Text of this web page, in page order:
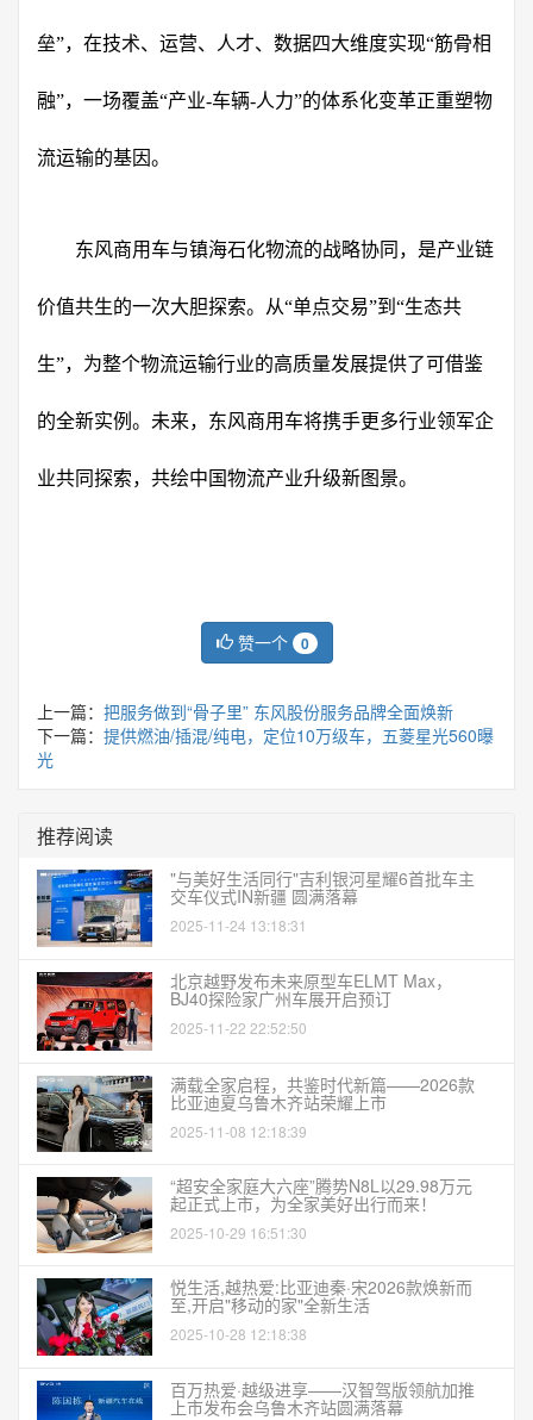
垒”，在技术、运营、人才、数据四大维度实现“筋骨相
融”，一场覆盖“产业-车辆-人力”的体系化变革正重塑物
流运输的基因。
东风商用车与镇海石化物流的战略协同，是产业链
价值共生的一次大胆探索。从“单点交易”到“生态共
生”，为整个物流运输行业的高质量发展提供了可借鉴
的全新实例。未来，东风商用车将携手更多行业领军企
业共同探索，共绘中国物流产业升级新图景。
赞一个 0
上一篇： 把服务做到“骨子里” 东风股份服务品牌全面焕新
下一篇： 提供燃油/插混/纯电，定位10万级车，五菱星光560曝
光
推荐阅读
"与美好生活同行"吉利银河星耀6首批车主
交车仪式IN新疆 圆满落幕
2025-11-24 13:18:31
北京越野发布未来原型车ELMT Max，
BJ40探险家广州车展开启预订
2025-11-22 22:52:50
满载全家启程，共鉴时代新篇——2026款
比亚迪夏乌鲁木齐站荣耀上市
2025-11-08 12:18:39
“超安全家庭大六座”腾势N8L以29.98万元
起正式上市，为全家美好出行而来！
2025-10-29 16:51:30
悦生活,越热爱:比亚迪秦·宋2026款焕新而
至,开启"移动的家"全新生活
2025-10-28 12:18:38
百万热爱·越级进享——汉智驾版领航加推
上市发布会乌鲁木齐站圆满落幕